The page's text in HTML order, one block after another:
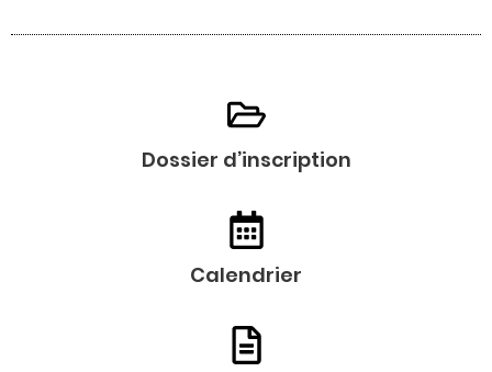
Dossier d’inscription
Calendrier